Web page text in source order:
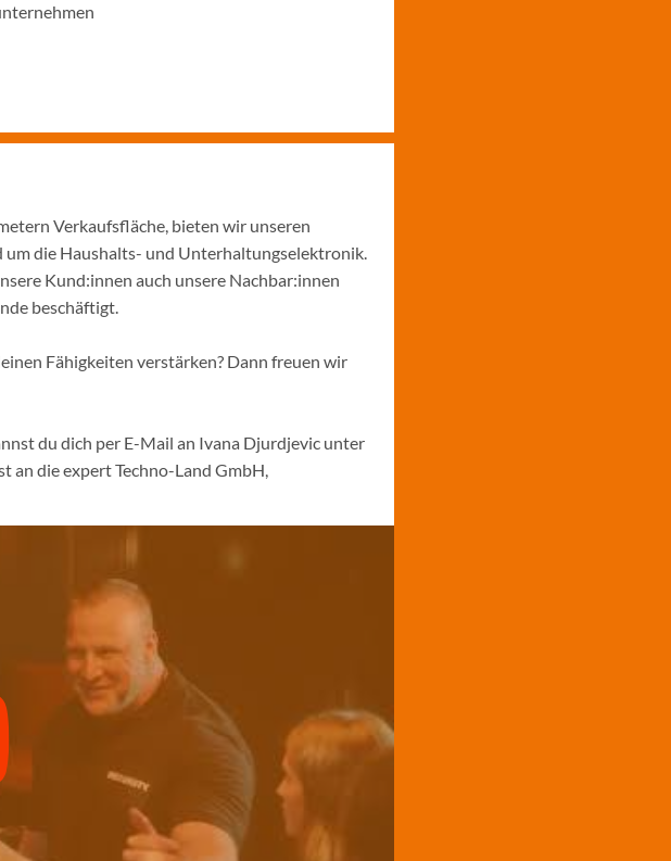
Verkaufsfläche, bieten wir unseren
um die Haushalts- und Unterhaltungselektronik.
Kund:innen auch unsere Nachbar:innen
beschäftigt.
Fähigkeiten verstärken? Dann freuen wir
du dich per E-Mail an Ivana Djurdjevic unter
an die expert Techno-Land GmbH,